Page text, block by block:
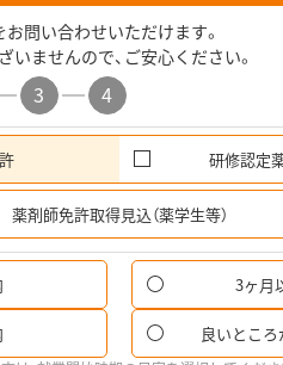
問い合わせいただけます。
ませんので、ご安心ください。
3 4
研修認定
薬剤師免許取得見込（薬学生等）
3ヶ月
良いとこ